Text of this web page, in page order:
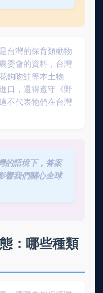
台灣的保育類動物
委會的資料，台灣
鉤吻鮭等本土物
口，還得遵守《野
不代表牠們在台灣
的語境下，答案
響我們關心全球
：哪些種類